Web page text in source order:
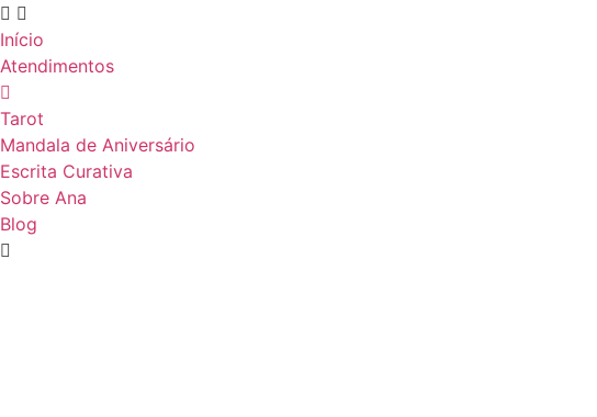
Início
Atendimentos
Tarot
Mandala de Aniversário
Escrita Curativa
Sobre Ana
Blog